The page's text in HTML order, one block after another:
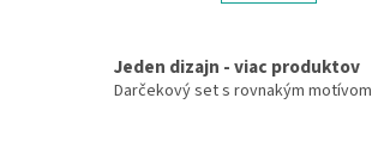
c
i
a
n
Jeden dizajn - viac produktov
Darčekový set s rovnakým motívom